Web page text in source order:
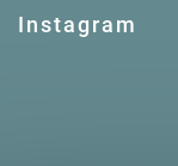
Instagram